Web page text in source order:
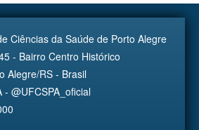
Ciências da Saúde de Porto Alegre
- Bairro Centro Histórico
Alegre/RS - Brasil
@UFCSPA_oficial